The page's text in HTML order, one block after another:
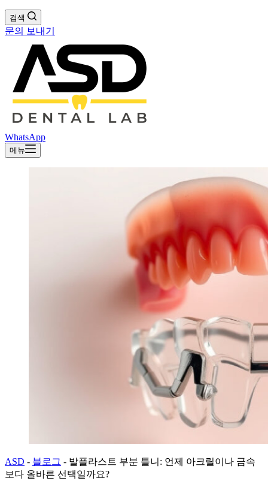
검색
문의 보내기
WhatsApp
메뉴
ASD - 블로그 - 발플라스트 부분 틀니: 언제 아크릴이나 금속
보다 올바른 선택일까요?